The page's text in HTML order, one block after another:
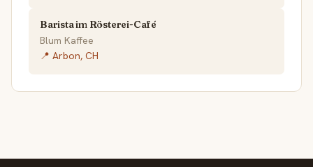
Barista im Rösterei-Café
Blum Kaffee
📍 Arbon, CH